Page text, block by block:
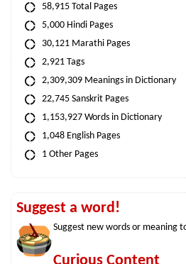
58,915 Total Pages
5,000 Hindi Pages
30,121 Marathi Pages
2,921 Tags
2,309,309 Meanings in Dictionary
22,745 Sanskrit Pages
1,153,927 Words in Dictionary
1,048 English Pages
1 Other Pages
Suggest a word!
Suggest new words or meaning